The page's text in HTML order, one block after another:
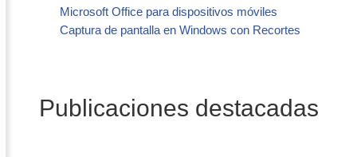
Microsoft Office para dispositivos móviles
Captura de pantalla en Windows con Recortes
Publicaciones destacadas